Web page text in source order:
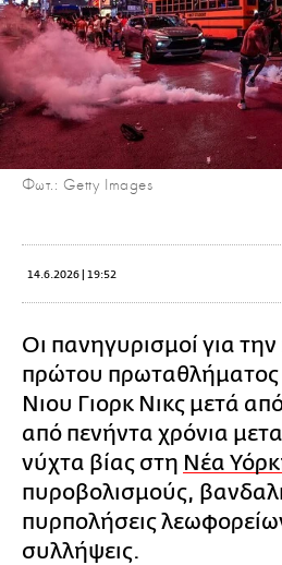
Φωτ.: Getty Images
14.6.2026 | 19:52
Οι πανηγυρισμοί για
πρώτου πρωταθλήματος
Νιου Γιορκ Νικς μετά
από πενήντα χρόνια
νύχτα βίας στη Νέα
πυροβολισμούς,
πυρπολήσεις
συλλήψεις.